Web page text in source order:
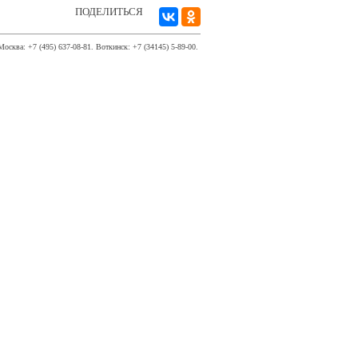
ПОДЕЛИТЬСЯ
+7 (495) 637-08-81. Воткинск: +7 (34145) 5-89-00.